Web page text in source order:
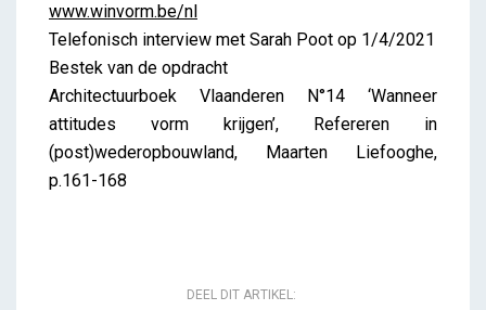
www.winvorm.be/nl
Telefonisch interview met Sarah Poot op 1/4/2021
Bestek van de opdracht
Architectuurboek Vlaanderen N°14 ‘Wanneer
attitudes vorm krijgen’, Refereren in
(post)wederopbouwland, Maarten Liefooghe,
p.161-168
DEEL DIT ARTIKEL: